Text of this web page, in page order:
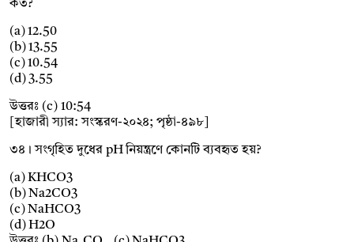
কত?
(a) 12.50
(b) 13.55
(c) 10.54
(d) 3.55
উত্তরঃ (c) 10:54
[হাজারী স্যার: সংস্করণ-২০২৪; পৃষ্ঠা-৪৯৮]
৩৪। সংগৃহিত দুধের pH নিয়ন্ত্রণে কোনটি ব্যবহৃত হয়?
(a) KHCO3
(b) Na2CO3
(c) NaHCO3
(d) H2O